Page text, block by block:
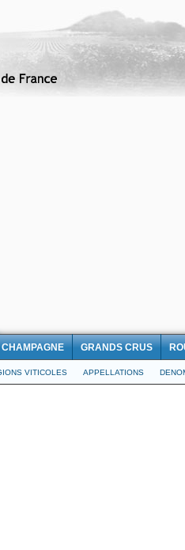
CHAMPAGNE GRANDS CRUS
VITICOLES APPELLATIONS